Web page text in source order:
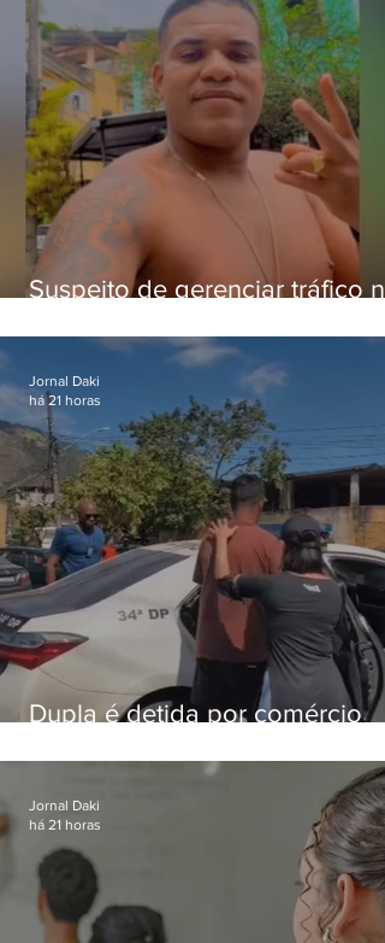
Suspeito de gerenciar tráfico na
foragido
Dupla é detida por comércio
Bangu
Jornal Daki
há 21 horas
Jornal Daki
há 21 horas